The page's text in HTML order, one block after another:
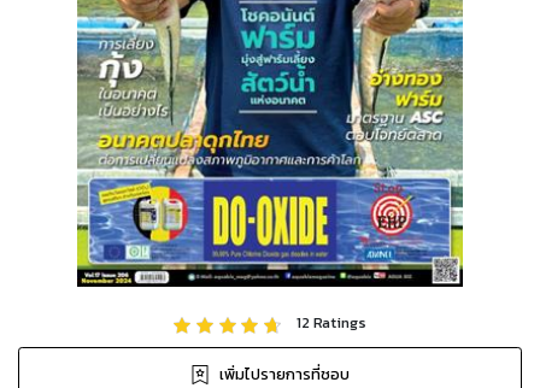
12Ratings
เพิ่มไปรายการที่ชอบ